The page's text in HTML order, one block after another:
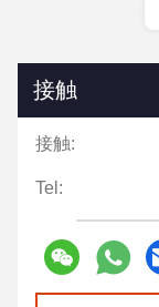
接触
接触:
Tel: